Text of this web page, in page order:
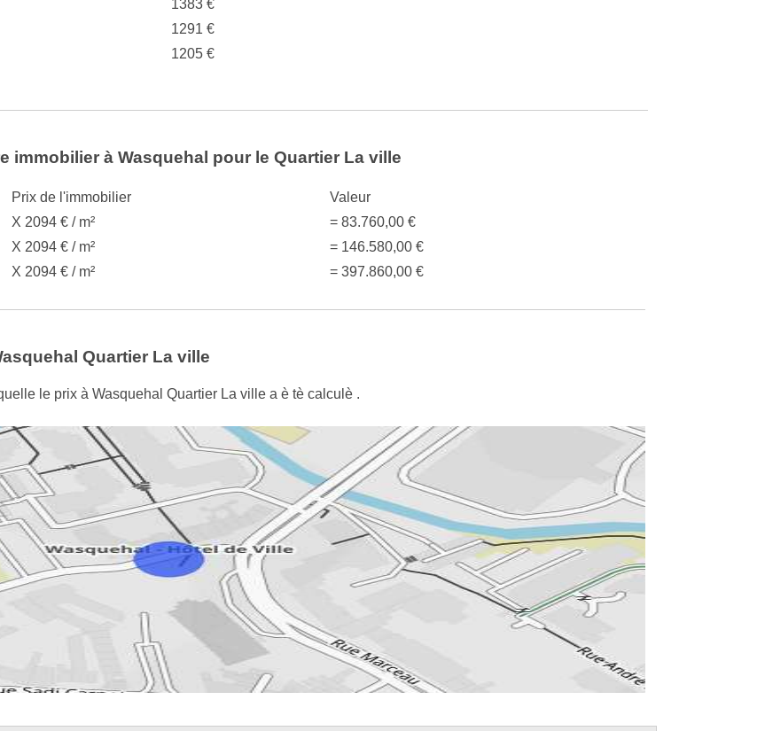
1383 €
1291 €
1205 €
immobilier à Wasquehal pour le Quartier La ville
Prix de l'immobilier
Valeur
X 2094 € / m²
= 83.760,00 €
X 2094 € / m²
= 146.580,00 €
X 2094 € / m² = 397.860,00 €
Quartier La ville
le prix à Wasquehal Quartier La ville a è tè calculè .